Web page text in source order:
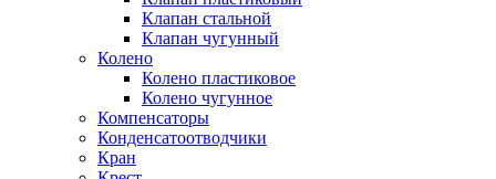
Клапан стальной
Клапан чугунный
Колено
Колено пластиковое
Колено чугунное
Компенсаторы
Конденсатоотводчики
Кран